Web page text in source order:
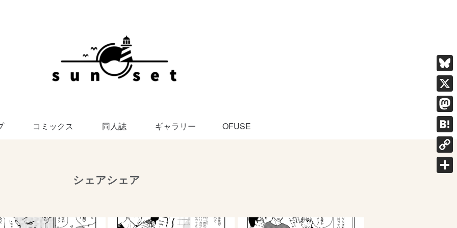
コミックス 同人誌 ギャラリー OFUSE
シェアシェア
X
Copy
Link